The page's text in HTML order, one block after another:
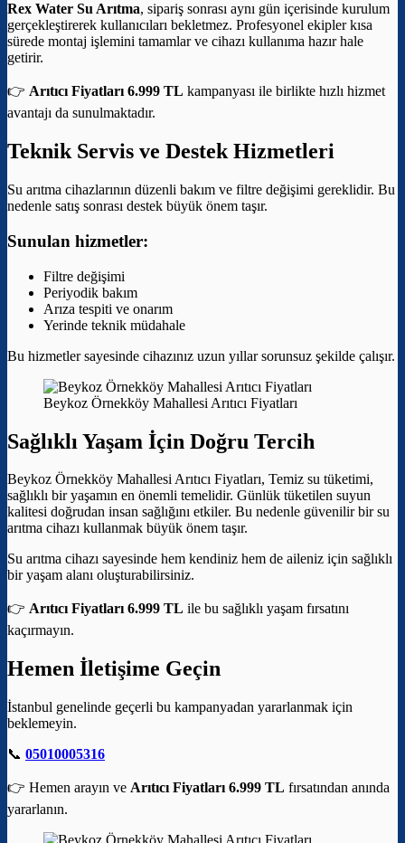
Rex Water Su Arıtma, sipariş sonrası aynı gün içerisinde kurulum
gerçekleştirerek kullanıcıları bekletmez. Profesyonel ekipler kısa
sürede montaj işlemini tamamlar ve cihazı kullanıma hazır hale
getirir.
👉 Arıtıcı Fiyatları 6.999 TL kampanyası ile birlikte hızlı hizmet
avantajı da sunulmaktadır.
Teknik Servis ve Destek Hizmetleri
Su arıtma cihazlarının düzenli bakım ve filtre değişimi gereklidir. Bu
nedenle satış sonrası destek büyük önem taşır.
Sunulan hizmetler:
Filtre değişimi
Periyodik bakım
Arıza tespiti ve onarım
Yerinde teknik müdahale
Bu hizmetler sayesinde cihazınız uzun yıllar sorunsuz şekilde çalışır.
Beykoz Örnekköy Mahallesi Arıtıcı Fiyatları
Sağlıklı Yaşam İçin Doğru Tercih
Beykoz Örnekköy Mahallesi Arıtıcı Fiyatları, Temiz su tüketimi,
sağlıklı bir yaşamın en önemli temelidir. Günlük tüketilen suyun
kalitesi doğrudan insan sağlığını etkiler. Bu nedenle güvenilir bir su
arıtma cihazı kullanmak büyük önem taşır.
Su arıtma cihazı sayesinde hem kendiniz hem de aileniz için sağlıklı
bir yaşam alanı oluşturabilirsiniz.
👉 Arıtıcı Fiyatları 6.999 TL ile bu sağlıklı yaşam fırsatını
kaçırmayın.
Hemen İletişime Geçin
İstanbul genelinde geçerli bu kampanyadan yararlanmak için
beklemeyin.
📞 05010005316
👉 Hemen arayın ve Arıtıcı Fiyatları 6.999 TL fırsatından anında
yararlanın.